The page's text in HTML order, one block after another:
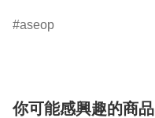
aseop
你可能感興趣的商品